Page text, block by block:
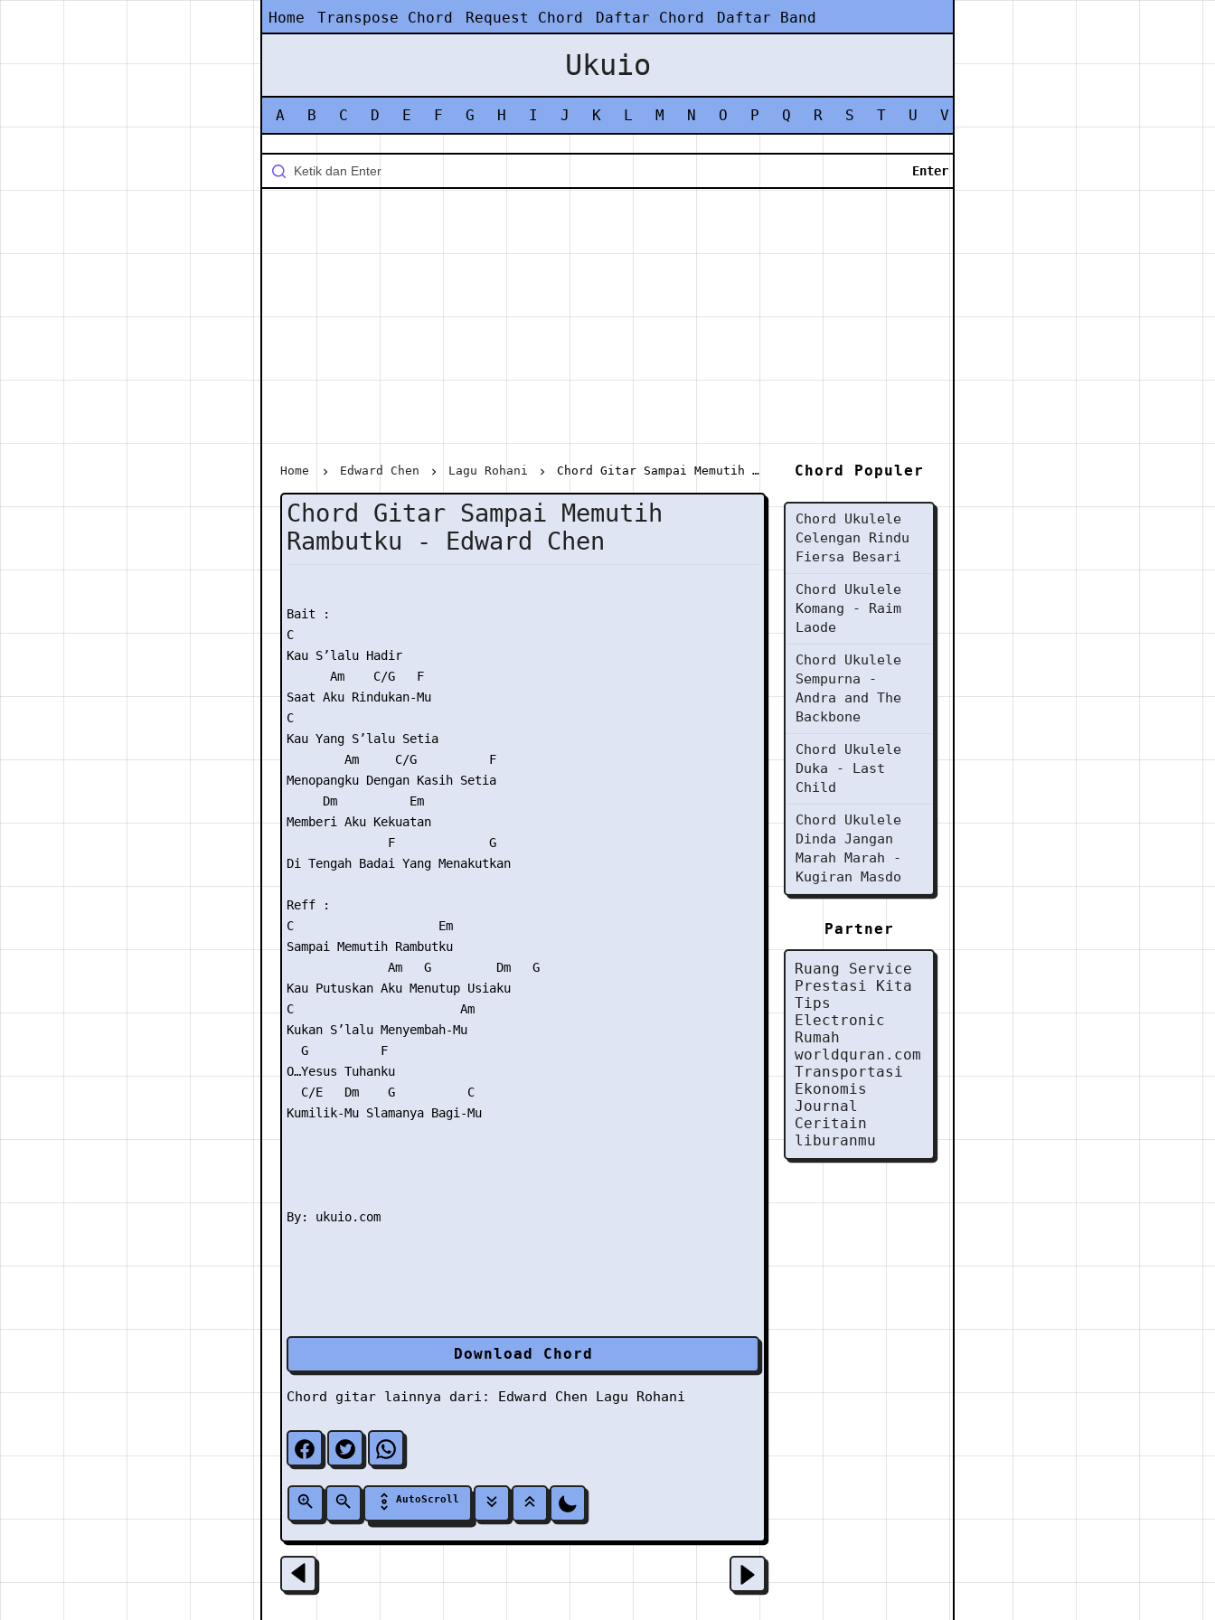
Home Transpose Chord Request Chord Daftar Chord Daftar Band
Ukuio
A B C D E F G H I J K L M N O P Q R S T U V
Home Edward Chen Lagu Rohani Chord Gitar Sampai Memutih Rambutku - Edward Chen
Chord Gitar Sampai Memutih
Rambutku - Edward Chen
Bait :
C
Kau S’lalu Hadir
      Am    C/G   F
Saat Aku Rindukan-Mu
C
Kau Yang S’lalu Setia
        Am     C/G          F
Menopangku Dengan Kasih Setia
     Dm          Em
Memberi Aku Kekuatan
              F             G
Di Tengah Badai Yang Menakutkan
Reff :
C                    Em
Sampai Memutih Rambutku
              Am   G         Dm   G
Kau Putuskan Aku Menutup Usiaku
C                       Am
Kukan S’lalu Menyembah-Mu
  G          F
O…Yesus Tuhanku
  C/E   Dm    G          C
Kumilik-Mu Slamanya Bagi-Mu
Download Chord
Chord gitar lainnya dari: Edward Chen Lagu Rohani
AutoScroll
Chord Populer
Chord Ukulele
Celengan Rindu
Fiersa Besari
Chord Ukulele
Komang - Raim
Laode
Chord Ukulele
Sempurna -
Andra and The
Backbone
Chord Ukulele
Duka - Last
Child
Chord Ukulele
Dinda Jangan
Marah Marah -
Kugiran Masdo
Partner
Ruang Service
Prestasi Kita
Tips
Electronic
Rumah
worldquran.com
Transportasi
Ekonomis
Journal
Ceritain
liburanmu